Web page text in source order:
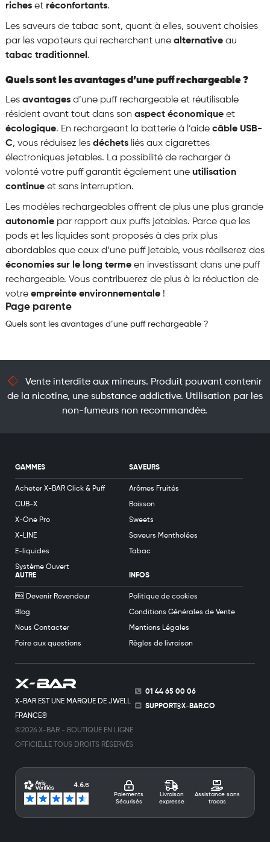
riches et réconfortants.
Les saveurs de tabac sont, quant à elles, souvent choisies
par les vapoteurs qui recherchent une alternative au
tabac traditionnel .
Quels sont les avantages d’une puff rechargeable ?
Les avantages d’une puff rechargeable et réutilisable
résident avant tout dans son aspect économiqueet
écologique. En rechargeant la batterie à l’aide câble USB-
C, vous réduisez les déchets liés aux cigarettes
électroniques jetables. La possibilité de recharger à
volonté votre puff garantit également une utilisation
continueet sans interruption.
Les modèles rechargeables offrent de plus une plus grande
autonomie par rapport aux puffs jetables. Parce que les
pods et les liquides sont proposés à des prix plus
abordables que ceux d’une puff jetable, vous réaliserez des
économies sur le long terme en investissant dans une puff
rechargeable. Vous contribuerez de plus à la réduction de
votre empreinte environnementale!
Page parente
Quels sont les avantages d’une puff rechargeable ?
Vente interdite aux mineurs. Produit pouvant contenir
de la nicotine, une substance addictive. Utilisation par les
non-fumeurs non recommandée.
X-BAR EST UNE MARQUE DE JWELL
FRANCE®
©2026 X-BAR - BOUTIQUE EN LIGNE
OFFICIELLE TOUS DROITS RÉSERVÉS
01 44 65 00 06
SUPPORT@X-BAR.CO
Paiements
Sécurisés
Livraison
expresse
Assistance sans
tracas
GAMMES
Acheter X-BAR Click & Puff
CUB-X
X-One Pro
X-LINE
E-liquides
Système Ouvert
SAVEURS
Arômes Fruités
Boisson
Sweets
Saveurs Mentholées
Tabac
AUTRE
Devenir Revendeur
Blog
Nous Contacter
Foire aux questions
INFOS
Politique de cookies
Conditions Générales de Vente
Mentions Légales
Règles de livraison